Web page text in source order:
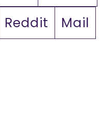
Reddit Mail